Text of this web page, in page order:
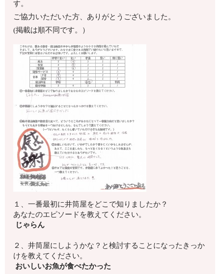
す。
ご協力いただいた方、ありがとうございました。
(掲載は順不同です。）
１、一番最初に井筒屋をどこで知りましたか？
あなたのエピソードを教えてください。
じゃらん
２、井筒屋にしようかな？ と検討することになったきっか
けを教えてください。
おいしいお魚が食べたかった